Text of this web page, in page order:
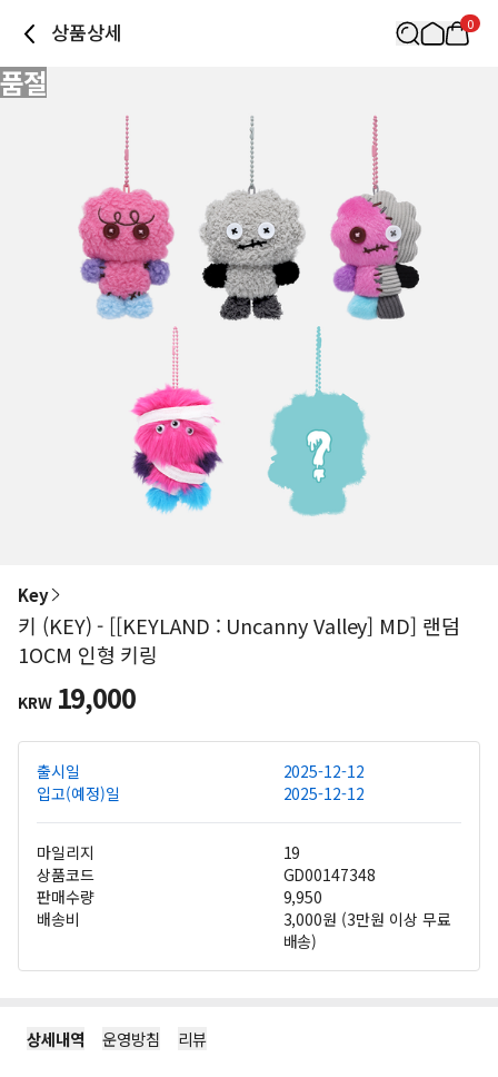
상품상세 0
품절
Key
키 (KEY) - [[KEYLAND : Uncanny Valley] MD] 랜덤
1OCM 인형 키링
KRW 19,000
출시일
2025-12-12
입고(예정)일
2025-12-12
마일리지
19
상품코드
GD00147348
판매수량
9,950
배송비
3,000원 (3만원 이상 무료
배송)
상세내역 운영방침 리뷰